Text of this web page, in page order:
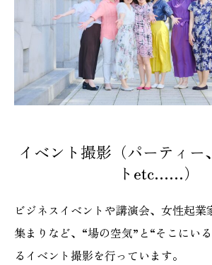
イベント撮影（パーティー
トetc……）
ビジネスイベントや講演会、女性起業
集まりなど、“場の空気”と“そこにい
るイベント撮影を行っています。